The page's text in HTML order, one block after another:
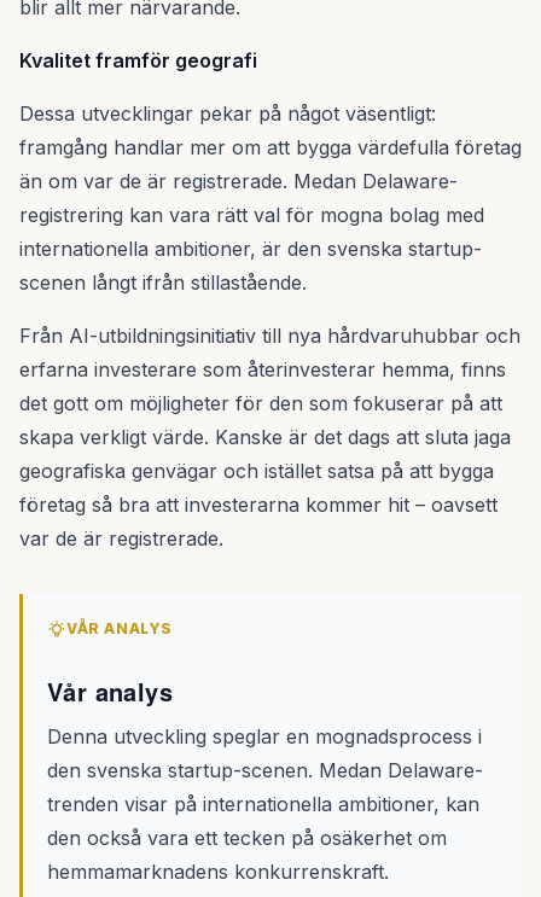
blir allt mer närvarande.
Kvalitet framför geografi
Dessa utvecklingar pekar på något väsentligt:
framgång handlar mer om att bygga värdefulla företag
än om var de är registrerade. Medan Delaware-
registrering kan vara rätt val för mogna bolag med
internationella ambitioner, är den svenska startup-
scenen långt ifrån stillastående.
Från AI-utbildningsinitiativ till nya hårdvaruhubbar och
erfarna investerare som återinvesterar hemma, finns
det gott om möjligheter för den som fokuserar på att
skapa verkligt värde. Kanske är det dags att sluta jaga
geografiska genvägar och istället satsa på att bygga
företag så bra att investerarna kommer hit – oavsett
var de är registrerade.
VÅR ANALYS
Vår analys
Denna utveckling speglar en mognadsprocess i
den svenska startup-scenen. Medan Delaware-
trenden visar på internationella ambitioner, kan
den också vara ett tecken på osäkerhet om
hemmamarknadens konkurrenskraft.